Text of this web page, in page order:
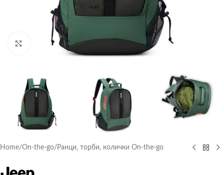
Click to enlarge
Home/On-the-go/ Ранци, торби, колички On-the-go